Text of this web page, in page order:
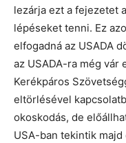
lezárja ezt a fejezetet
lépéseket tenni. Ez
elfogadná az USADA
az USADA-ra még vár
Kerékpáros
eltörlésével
okoskodás, de
USA-ban tekintik